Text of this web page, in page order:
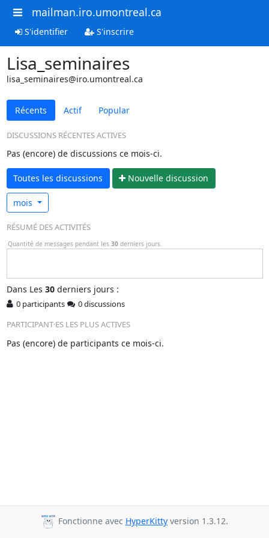
mailman.iro.umontreal.ca
S'identifier S'inscrire
Lisa_seminaires
lisa_seminaires@iro.umontreal.ca
Récents Actif Popular
DISCUSSIONS RÉCENTES ACTIVES
Pas (encore) de discussions ce mois-ci.
Toutes les discussions Nouvelle discussion
mois
RÉSUMÉ DES ACTIVITÉS
Quantité de messages pendant les 30 derniers jours.
Dans Les 30derniers jours :
0 participants
0 discussions
PARTICIPANT·ES LES PLUS ACTIVES
Pas (encore) de participants ce mois-ci.
Fonctionne avec HyperKitty version 1.3.12.